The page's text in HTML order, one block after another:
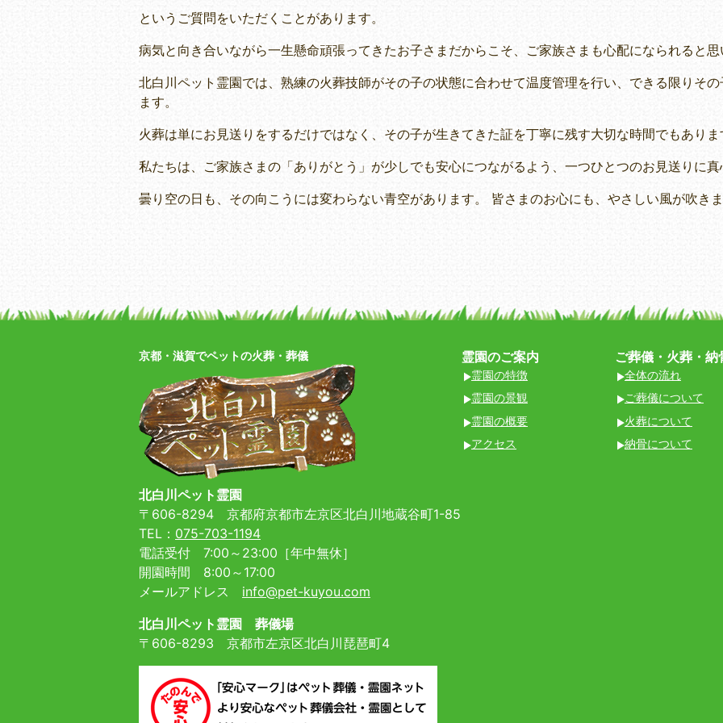
というご質問をいただくことがあります。
病気と向き合いながら一生懸命頑張ってきたお子さまだからこそ、ご家族さまも心配になられると
北白川ペット霊園では、熟練の火葬技師がその子の状態に合わせて温度管理を行い、できる限りそ
ます。
火葬は単にお見送りをするだけではなく、その子が生きてきた証を丁寧に残す大切な時間でもありま
私たちは、ご家族さまの「ありがとう」が少しでも安心につながるよう、一つひとつのお見送りに
曇り空の日も、その向こうには変わらない青空があります。 皆さまのお心にも、やさしい風が吹き
京都・滋賀でペットの火葬・葬儀
北白川ペット霊園
〒606-8294 京都府京都市左京区北白川地蔵谷町1-85
TEL： 075-703-1194
電話受付 7:00～23:00［年中無休］
開園時間 8:00～17:00
メールアドレス info@pet-kuyou.com
北白川ペット霊園 葬儀場
〒606-8293 京都市左京区北白川琵琶町4
霊園のご案内
霊園の特徴
霊園の景観
霊園の概要
アクセス
ご葬儀・火葬・納
全体の流れ
ご葬儀について
火葬について
納骨について